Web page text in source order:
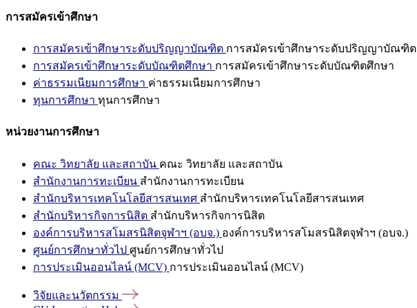
การสมัครเข้าศึกษา
การสมัครเข้าศึกษาระดับปริญญาบัณฑิต การสมัครเข้าศึกษาระดับปริญญาบัณฑิต
การสมัครเข้าศึกษาระดับบัณฑิตศึกษา การสมัครเข้าศึกษาระดับบัณฑิตศึกษา
ค่าธรรมเนียมการศึกษา ค่าธรรมเนียมการศึกษา
ทุนการศึกษา ทุนการศึกษา
หน่วยงานการศึกษา
คณะ วิทยาลัย และสถาบัน คณะ วิทยาลัย และสถาบัน
สำนักงานการทะเบียน สำนักงานการทะเบียน
สำนักบริหารเทคโนโลยีสารสนเทศ สำนักบริหารเทคโนโลยีสารสนเทศ
สำนักบริหารกิจการนิสิต สำนักบริหารกิจการนิสิต
องค์การบริหารสโมสรนิสิตจุฬาฯ (อบจ.) องค์การบริหารสโมสรนิสิตจุฬาฯ (อบจ.)
ศูนย์การศึกษาทั่วไป ศูนย์การศึกษาทั่วไป
การประเมินออนไลน์ (MCV) การประเมินออนไลน์ (MCV)
วิจัยและนวัตกรรม